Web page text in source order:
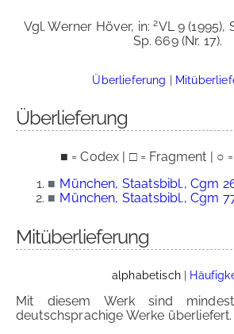
Vgl. Werner Höver, in:2VL 9 (1995),
Sp. 669 (Nr. 17).
Überlieferung |
Überlieferung
■ = Codex | □ = Fragment | ○
■ München, Staatsbibl., Cgm
■ München, Staatsbibl., Cgm
Mitüberlieferung
alphabetisch|
Mit diesem Werk sind
deutschsprachige Werke überliefert.